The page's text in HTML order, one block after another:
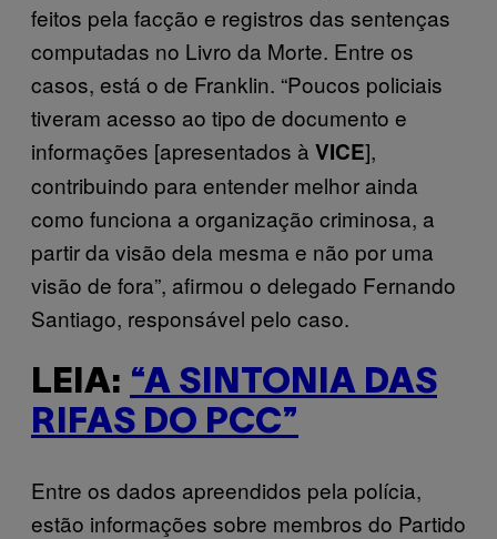
feitos pela facção e registros das sentenças
computadas no Livro da Morte. Entre os
casos, está o de Franklin. “Poucos policiais
tiveram acesso ao tipo de documento e
informações [apresentados à VICE],
contribuindo para entender melhor ainda
como funciona a organização criminosa, a
partir da visão dela mesma e não por uma
visão de fora”, afirmou o delegado Fernando
Santiago, responsável pelo caso.
LEIA: “A SINTONIA DAS
RIFAS DO PCC”
Entre os dados apreendidos pela polícia,
estão informações sobre membros do Partido